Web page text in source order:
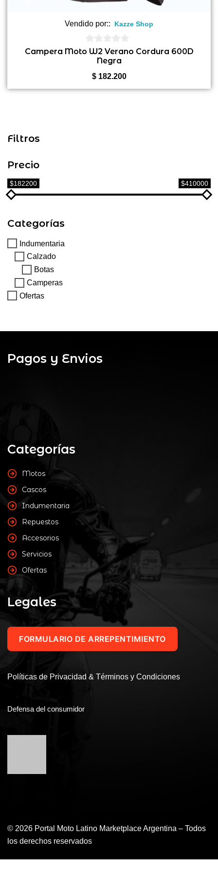
Vendido por:: Kazze Shop
0
Campera Moto W2 Verano Cordura 600D
Negra
$182.200
Filtros
Precio
$182200 $410000
Categorías
Indumentaria
Calzado
Botas
Camperas
Ofertas
Pagos y Envios
Categorías
Motos
Cascos
Indumentaria
Repuestos
Accesorios
Servicios
Ofertas
Legales
FORMULARIO DE ARREPENTIMIENTO
Políticas de Privacidad & Términos y Condiciones
Defensa del consumidor
© 2026 Portal Moto Latino Marketplace Argentina – Todos